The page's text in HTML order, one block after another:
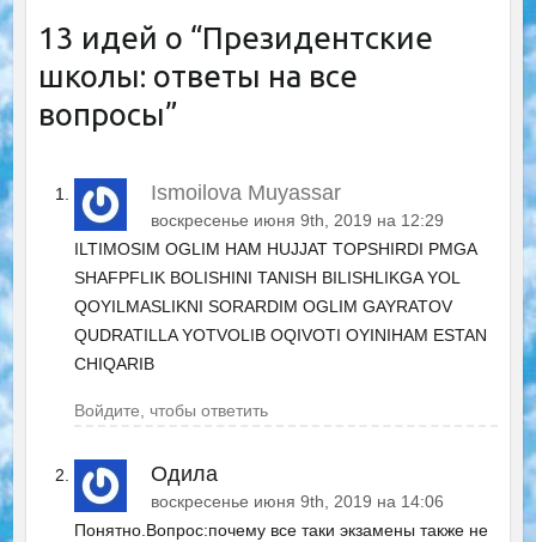
13 идей о “Президентские
школы: ответы на все
вопросы”
Ismoilova Muyassar
воскресенье июня 9th, 2019 на 12:29
ILTIMOSIM OGLIM HAM HUJJAT TOPSHIRDI PMGA
SHAFPFLIK BOLISHINI TANISH BILISHLIKGA YOL
QOYILMASLIKNI SORARDIM OGLIM GAYRATOV
QUDRATILLA YOTVOLIB OQIVOTI OYINIHAM ESTAN
CHIQARIB
Войдите, чтобы ответить
Одила
воскресенье июня 9th, 2019 на 14:06
Понятно.Вопрос:почему все таки экзамены также не